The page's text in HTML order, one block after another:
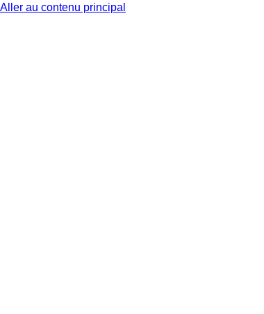
Aller au contenu principal